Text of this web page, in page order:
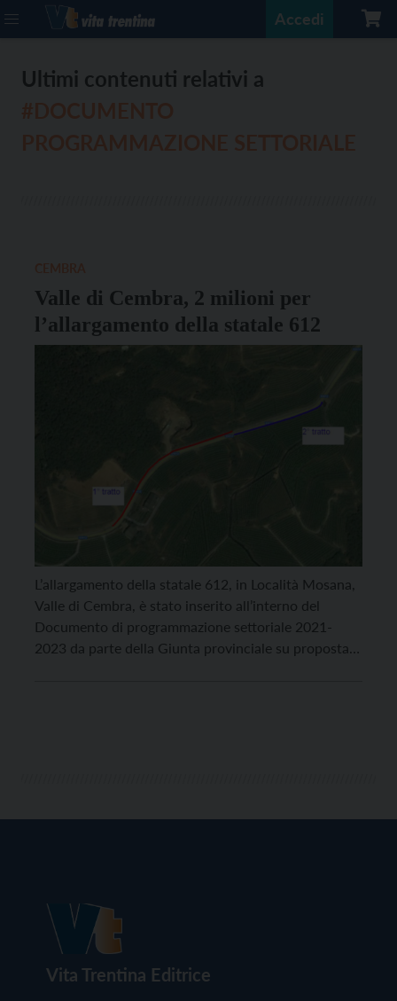
Accedi
Ultimi contenuti relativi a
Valle di Cembra, 2 milioni per
l’allargamento della statale 612
L’allargamento della statale 612, in Località Mosana,
Valle di Cembra, è stato inserito all’interno del
Documento di programmazione settoriale 2021-
2023 da parte della Giunta provinciale su proposta
Vita Trentina Editrice